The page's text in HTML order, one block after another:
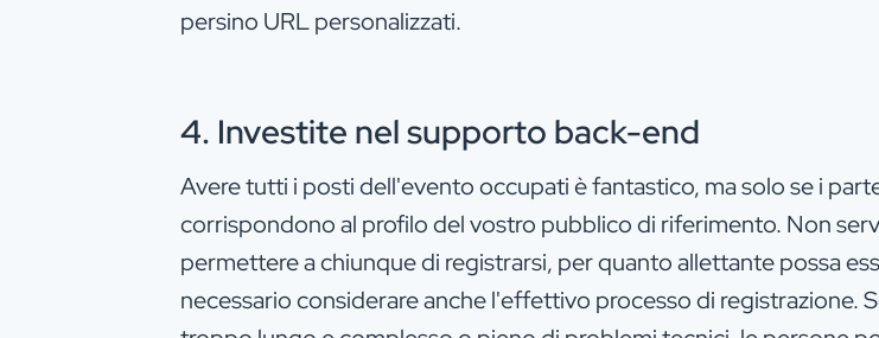
persino URL personalizzati.
4. Investite nel supporto back-end
Avere tutti i posti dell'evento occupati è fantastico, ma solo se i
corrispondono al profilo del vostro pubblico di riferimento. Non
permettere a chiunque di registrarsi, per quanto allettante possa
necessario considerare anche l'effettivo processo di registrazione.